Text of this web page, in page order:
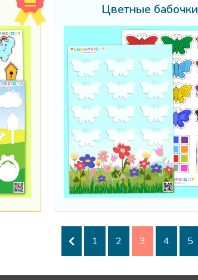
Цветные бабочки
1 2 3 4 5